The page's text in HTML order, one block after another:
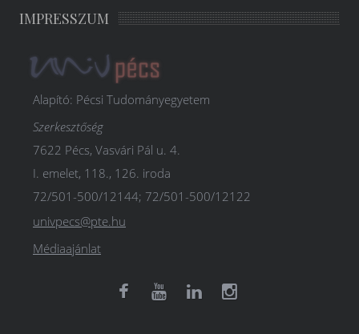
IMPRESSZUM
Alapító: Pécsi Tudományegyetem
Szerkesztőség
7622 Pécs, Vasvári Pál u. 4.
I. emelet, 118., 126. iroda
72/501-500/12144; 72/501-500/12122
univpecs@pte.hu
Médiaajánlat